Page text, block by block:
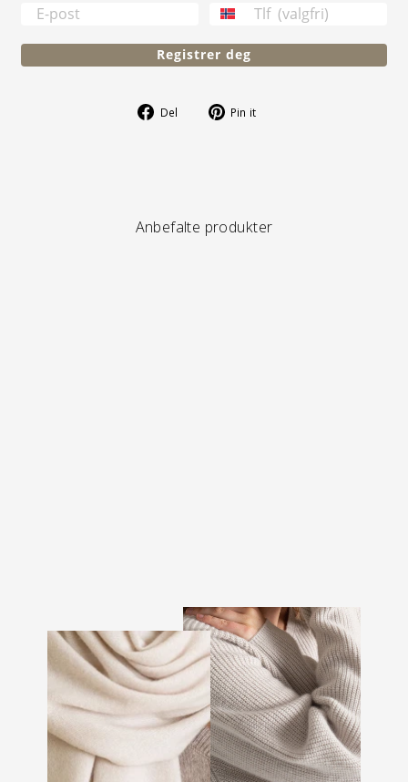
TELEFONNUMMER
Registrer deg
Del
Del
Pin it
Anbefalte produkter